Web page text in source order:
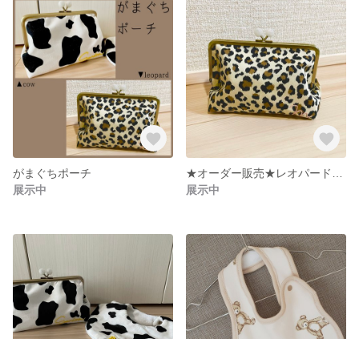
がまぐちポーチ
展示中
展示中